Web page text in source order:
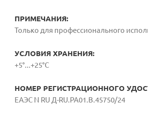
ПРИМЕЧАНИЯ:
Только для профессионального
УСЛОВИЯ ХРАНЕНИЯ:
+5°...+25°С
НОМЕР РЕГИСТРАЦИОННОГО
ЕАЭС N RU Д-RU.РА01.В.45750/24